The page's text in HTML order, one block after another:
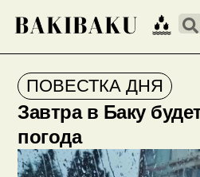
ПОВЕСТКА ДНЯ
Завтра в Баку
погода